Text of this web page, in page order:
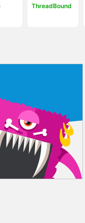
ThreadBound